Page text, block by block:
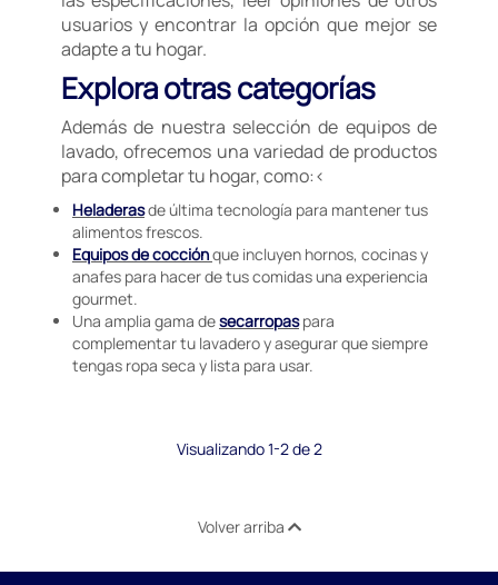
usuarios y encontrar la opción que mejor se
adapte a tu hogar.
Explora otras categorías
Además de nuestra selección de equipos de
lavado, ofrecemos una variedad de productos
para completar tu hogar, como:<
Heladerasde última tecnología para mantener tus
alimentos frescos.
Equipos de cocciónque incluyen hornos, cocinas y
anafes para hacer de tus comidas una experiencia
gourmet.
Una amplia gama desecarropaspara
complementar tu lavadero y asegurar que siempre
tengas ropa seca y lista para usar.
Visualizando 1-2 de 2
Volver arriba